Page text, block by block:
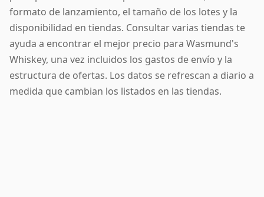
formato de lanzamiento, el tamaño de los lotes y la
disponibilidad en tiendas. Consultar varias tiendas te
ayuda a encontrar el mejor precio para Wasmund's
Whiskey, una vez incluidos los gastos de envío y la
estructura de ofertas. Los datos se refrescan a diario a
medida que cambian los listados en las tiendas.